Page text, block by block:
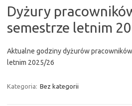
Dyżury
semestrze letnim
Aktualne godziny dyżurów
letnim 2025/26
Kategoria: Bez kategorii